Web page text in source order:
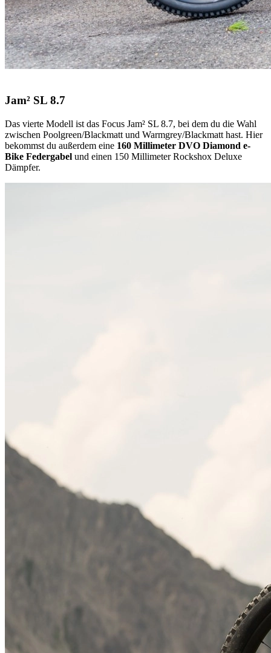
Jam² SL 8.7
Das vierte Modell ist das Focus Jam² SL 8.7, bei dem du die Wahl
zwischen Poolgreen/Blackmatt und Warmgrey/Blackmatt hast. Hier
bekommst du außerdem eine 160 Millimeter DVO Diamond e-
Bike Federgabel und einen 150 Millimeter Rockshox Deluxe
Dämpfer.